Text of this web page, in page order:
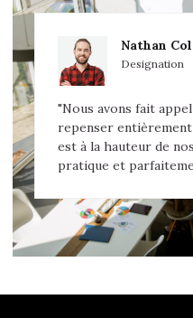
Nathan
Designation
"Nous avons fait
repenser
est à la hauteur de
pratique et